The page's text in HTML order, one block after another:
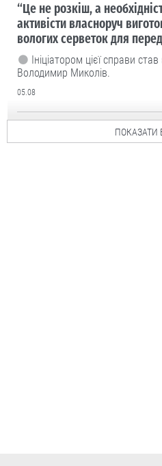
“Це не розкіш, а
активісти власноруч
вологих серветок для
Ініціатором цієї справи
Володимир Миколів.
05.08
ПОКАЗАТИ